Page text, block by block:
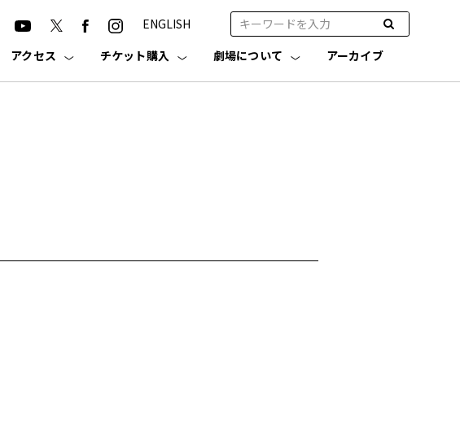
ENGLISH
アクセス チケット購入 劇場について アーカイブ